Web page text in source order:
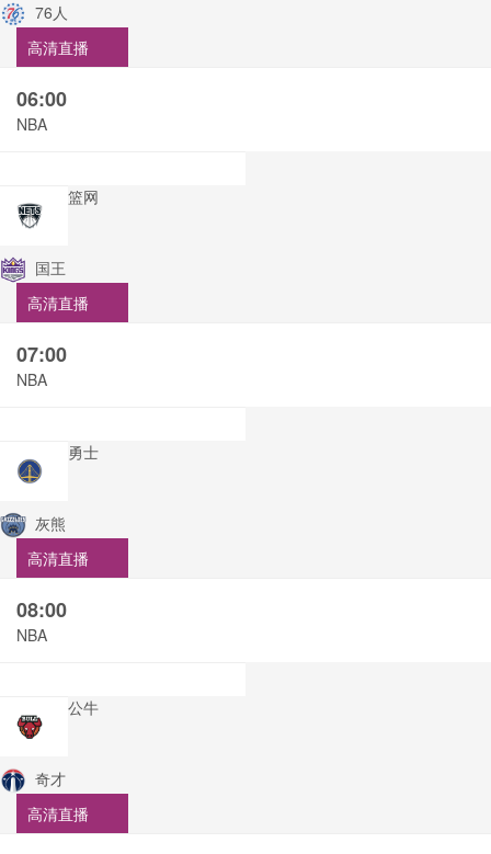
76人
高清直播
06:00
NBA
篮网
国王
高清直播
07:00
NBA
勇士
灰熊
高清直播
08:00
NBA
公牛
奇才
高清直播